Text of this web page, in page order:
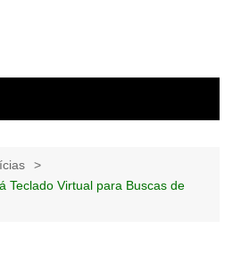
Teclado Virtual para Buscas de